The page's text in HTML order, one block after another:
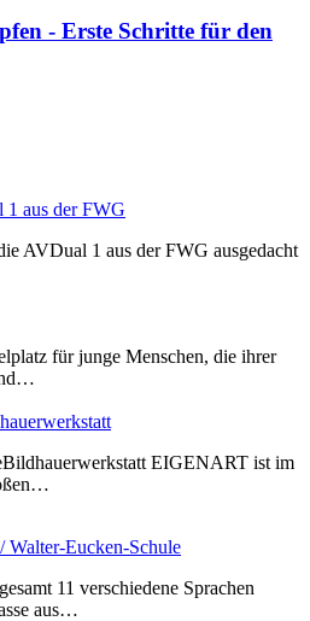
- Erste Schritte für den
aus der FWG
AVDual 1 aus der FWG ausgedacht
für junge Menschen, die ihrer
EIGENART ist im
Eucken-Schule
11 verschiedene Sprachen
aus…